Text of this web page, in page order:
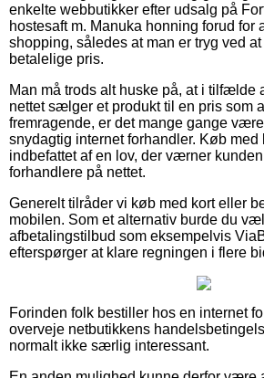
enkelte webbutikker efter udsalg på
hostesaft m. Manuka honning forud
shopping, således at man er tryg ved
betalelige pris.
Man må trods alt huske på, at i tilfælde
nettet sælger et produkt til en pris som
fremragende, er det mange gange
snydagtig internet forhandler. Køb med
indbefattet af en lov, der værner
forhandlere på nettet.
Generelt tilråder vi køb med kort eller
mobilen. Som et alternativ burde du
afbetalingstilbud som eksempelvis
efterspørger at klare regningen i flere
Forinden folk bestiller hos en internet
overveje netbutikkens
normalt ikke særlig interessant.